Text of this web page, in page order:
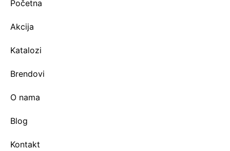
Početna
Akcija
Katalozi
Brendovi
O nama
Blog
Kontakt